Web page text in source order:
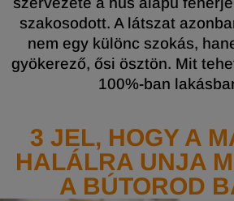
szakosodott. A látszat
nem egy különc szokás,
gyökerező, ősi ösztön. Mit
100%-ban
3 JEL, HOGY A
HALÁLRA UNJA
A BÚTOROD